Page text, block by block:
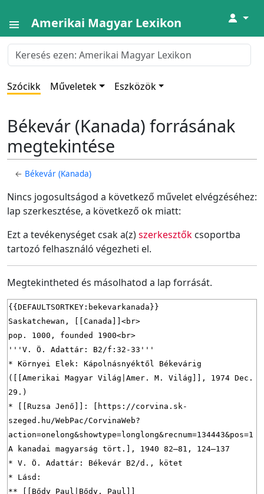
Amerikai Magyar Lexikon ↓
Szócikk Műveletek Eszközök
Békevár (Kanada) forrásának
megtekintése
← Békevár (Kanada)
Nincs jogosultságod a következő művelet elvégzéséhez:
lap szerkesztése, a következő ok miatt:
Ezt a tevékenységet csak a(z)szerkesztők csoportba
tartozó felhasználó végezheti el.
Megtekintheted és másolhatod a lap forrását.